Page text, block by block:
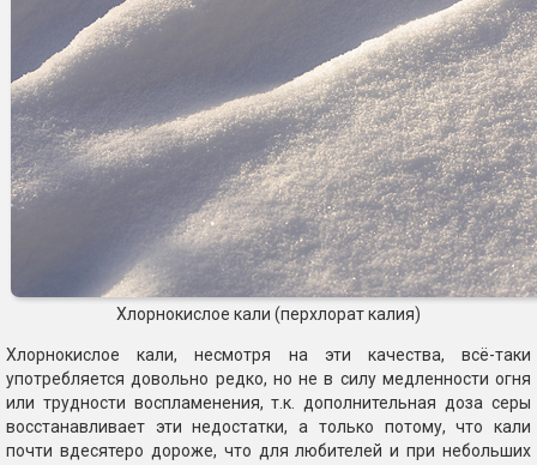
Хлорнокислое кали (перхлорат калия)
Хлорнокислое кали, несмотря на эти качества, всё-таки
употребляется довольно редко, но не в силу медленности огня
или трудности воспламенения, т.к. дополнительная доза серы
восстанавливает эти недостатки, а только потому, что кали
почти вдесятеро дороже, что для любителей и при небольших